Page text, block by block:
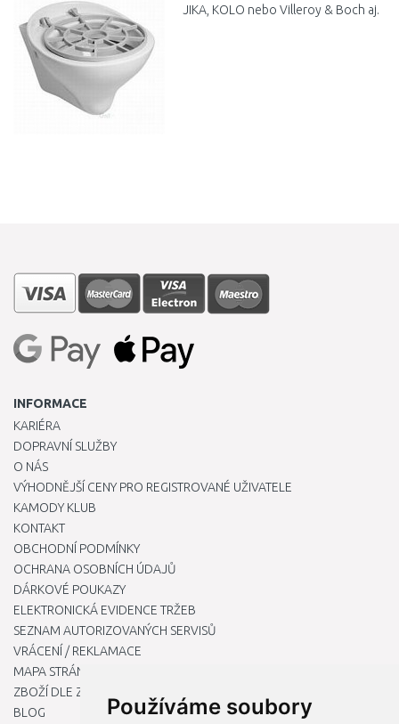
Používáme soubory
JIKA, KOLO nebo Villeroy & Boch aj.
INFORMACE
KARIÉRA
DOPRAVNÍ SLUŽBY
O NÁS
VÝHODNĚJŠÍ CENY PRO REGISTROVANÉ UŽIVATELE
KAMODY KLUB
KONTAKT
OBCHODNÍ PODMÍNKY
OCHRANA OSOBNÍCH ÚDAJŮ
DÁRKOVÉ POUKAZY
ELEKTRONICKÁ EVIDENCE TRŽEB
SEZNAM AUTORIZOVANÝCH SERVISŮ
VRÁCENÍ / REKLAMACE
MAPA STRÁNKY
ZBOŽÍ DLE ZNAČEK
BLOG